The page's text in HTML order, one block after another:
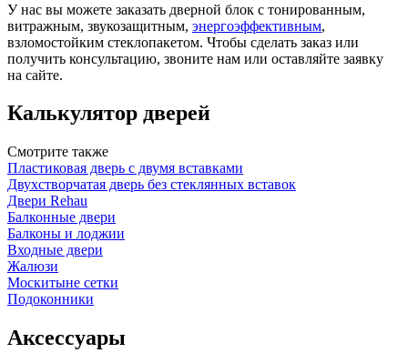
У нас вы можете заказать дверной блок с тонированным,
витражным, звукозащитным, энергоэффективным,
взломостойким стеклопакетом. Чтобы сделать заказ или
получить консультацию, звоните нам или оставляйте заявку
на сайте.
Калькулятор дверей
Смотрите также
Пластиковая дверь с двумя вставками
Двухстворчатая дверь без стеклянных вставок
Двери Rehau
Балконные двери
Балконы и лоджии
Входные двери
Жалюзи
Москитыне сетки
Подоконники
Аксессуары